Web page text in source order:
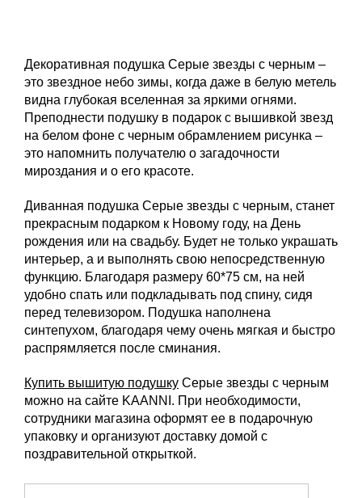
Декоративная подушка Серые звезды с черным –
это звездное небо зимы, когда даже в белую метель
видна глубокая вселенная за яркими огнями.
Преподнести подушку в подарок с вышивкой звезд
на белом фоне с черным обрамлением рисунка –
это напомнить получателю о загадочности
мироздания и о его красоте.
Диванная подушка Серые звезды с черным, станет
прекрасным подарком к Новому году, на День
рождения или на свадьбу. Будет не только украшать
интерьер, а и выполнять свою непосредственную
функцию. Благодаря размеру 60*75 см, на ней
удобно спать или подкладывать под спину, сидя
перед телевизором. Подушка наполнена
синтепухом, благодаря чему очень мягкая и быстро
распрямляется после сминания.
Купить вышитую подушку Серые звезды с черным
можно на сайте KAANNI. При необходимости,
сотрудники магазина оформят ее в подарочную
упаковку и организуют доставку домой с
поздравительной открыткой.